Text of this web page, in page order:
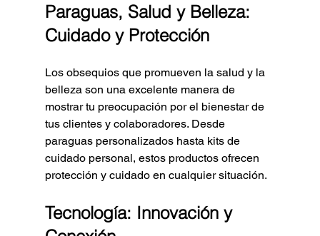
Paraguas, Salud y Belleza:
Cuidado y Protección
Los obsequios que promueven la salud y la
belleza son una excelente manera de
mostrar tu preocupación por el bienestar de
tus clientes y colaboradores. Desde
paraguas personalizados hasta kits de
cuidado personal, estos productos ofrecen
protección y cuidado en cualquier situación.
Tecnología: Innovación y